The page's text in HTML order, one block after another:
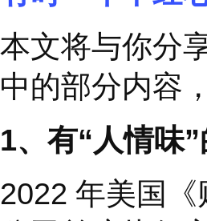
的 ”地拍板做
猎物，看不
建立团队需
有时一个不